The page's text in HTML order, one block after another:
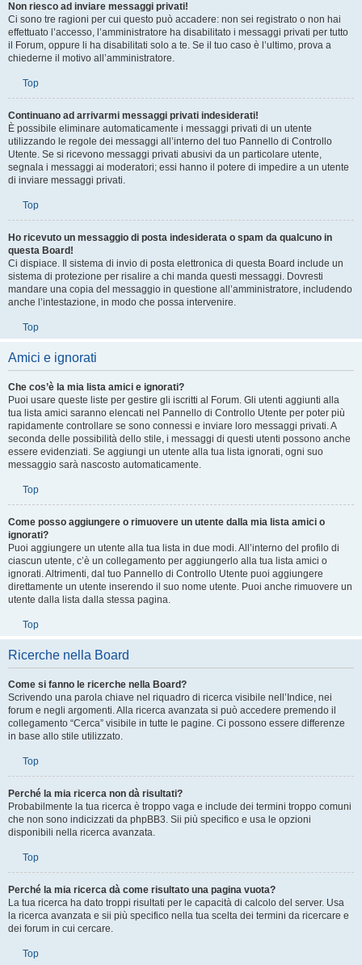
Messaggi privati
Non riesco ad inviare messaggi privati!
Ci sono tre ragioni per cui questo può accadere: non sei registrato o non hai
il Forum, oppure li ha disabilitati solo a te. Se il tuo caso è l’ultimo, prova a
chiederne il motivo all’amministratore.
Top
Continuano ad arrivarmi messaggi privati indesiderati!
È possibile eliminare automaticamente i messaggi privati ​​di un utente
utilizzando le regole dei messaggi all’interno del tuo Pannello di Controllo
segnala i messaggi ai moderatori; essi hanno il potere di impedire a un utente
di inviare messaggi privati​​.
Top
Ho ricevuto un messaggio di posta indesiderata o spam da qualcuno in
questa Board!
Ci dispiace. Il sistema di invio di posta elettronica di questa Board include un
mandare una copia del messaggio in questione all’amministratore, includendo
Top
Amici e ignorati
Che cos’è la mia lista amici e ignorati?
Puoi usare queste liste per gestire gli iscritti al Forum. Gli utenti aggiunti alla
tua lista amici saranno elencati nel Pannello di Controllo Utente per poter più
rapidamente controllare se sono connessi e inviare loro messaggi privati. A
essere evidenziati. Se aggiungi un utente alla tua lista ignorati, ogni suo
messaggio sarà nascosto automaticamente.
Top
Come posso aggiungere o rimuovere un utente dalla mia lista amici o
ignorati?
Puoi aggiungere un utente alla tua lista in due modi. All’interno del profilo di
ciascun utente, c’è un collegamento per aggiungerlo alla tua lista amici o
direttamente un utente inserendo il suo nome utente. Puoi anche rimuovere un
Top
Ricerche nella Board
Come si fanno le ricerche nella Board?
Scrivendo una parola chiave nel riquadro di ricerca visibile nell’Indice, nei
forum e negli argomenti. Alla ricerca avanzata si può accedere premendo il
collegamento “Cerca” visibile in tutte le pagine. Ci possono essere differenze
Top
Perché la mia ricerca non dà risultati?
Probabilmente la tua ricerca è troppo vaga e include dei termini troppo comuni
che non sono indicizzati da phpBB3. Sii più specifico e usa le opzioni
Top
La tua ricerca ha dato troppi risultati per le capacità di calcolo del server. Usa
la ricerca avanzata e sii più specifico nella tua scelta dei termini da ricercare e